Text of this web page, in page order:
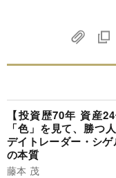
【投資歴70年 資産
「色」を見て、勝つ
デイトレーダー・シ
の本質
藤本 茂